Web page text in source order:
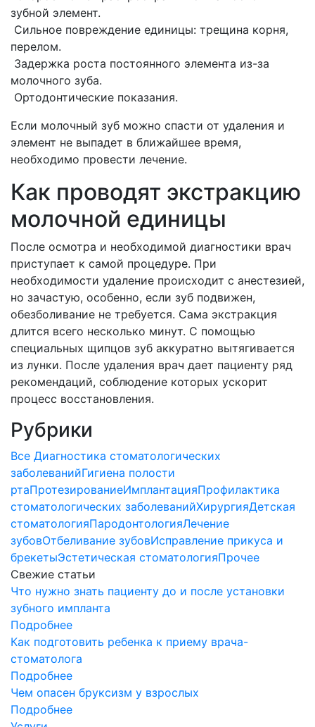
зубной элемент.
Сильное повреждение единицы: трещина корня,
перелом.
Задержка роста постоянного элемента из-за
молочного зуба.
Ортодонтические показания.
Если молочный зуб можно спасти от удаления и
элемент не выпадет в ближайшее время,
необходимо провести лечение.
Как проводят экстракцию
молочной единицы
После осмотра и необходимой диагностики врач
приступает к самой процедуре. При
необходимости удаление происходит с анестезией,
но зачастую, особенно, если зуб подвижен,
обезболивание не требуется. Сама экстракция
длится всего несколько минут. С помощью
специальных щипцов зуб аккуратно вытягивается
из лунки. После удаления врач дает пациенту ряд
рекомендаций, соблюдение которых ускорит
процесс восстановления.
Рубрики
Все Диагностика стоматологических
заболеванийГигиена полости
ртаПротезированиеИмплантацияПрофилактика
стоматологических заболеванийХирургияДетская
стоматологияПародонтологияЛечение
зубовОтбеливание зубовИсправление прикуса и
брекетыЭстетическая стоматологияПрочее
Свежие статьи
Что нужно знать пациенту до и после установки
зубного импланта
Подробнее
Как подготовить ребенка к приему врача-
стоматолога
Подробнее
Чем опасен бруксизм у взрослых
Подробнее